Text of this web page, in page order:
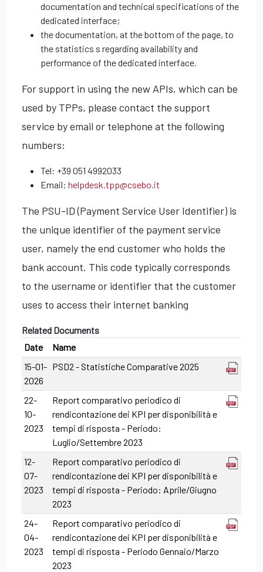
documentation and technical specifications of the
dedicated interface;
the documentation, at the bottom of the page, to
the statistics s regarding availability and
performance of the dedicated interface.
For support in using the new APIs, which can be
used by TPPs, please contact the support
service by email or telephone at the following
numbers:
Tel: +39 051 4992033
Email: helpdesk.tpp@csebo.it
The PSU-ID (Payment Service User Identifier) is
the unique identifier of the payment service
user, namely the end customer who holds the
bank account. This code typically corresponds
to the username or identifier that the customer
uses to access their internet banking
Related Documents
Date
Name
15-01-
2026
PSD2 - Statistiche Comparative 2025
22-
10-
2023
Report comparativo periodico di
rendicontazione dei KPI per disponibilità e
tempi di risposta - Periodo:
Luglio/Settembre 2023
12-
07-
2023
Report comparativo periodico di
rendicontazione dei KPI per disponibilità e
tempi di risposta - Periodo: Aprile/Giugno
2023
24-
04-
2023
Report comparativo periodico di
rendicontazione dei KPI per disponibilità e
tempi di risposta - Periodo Gennaio/Marzo
2023